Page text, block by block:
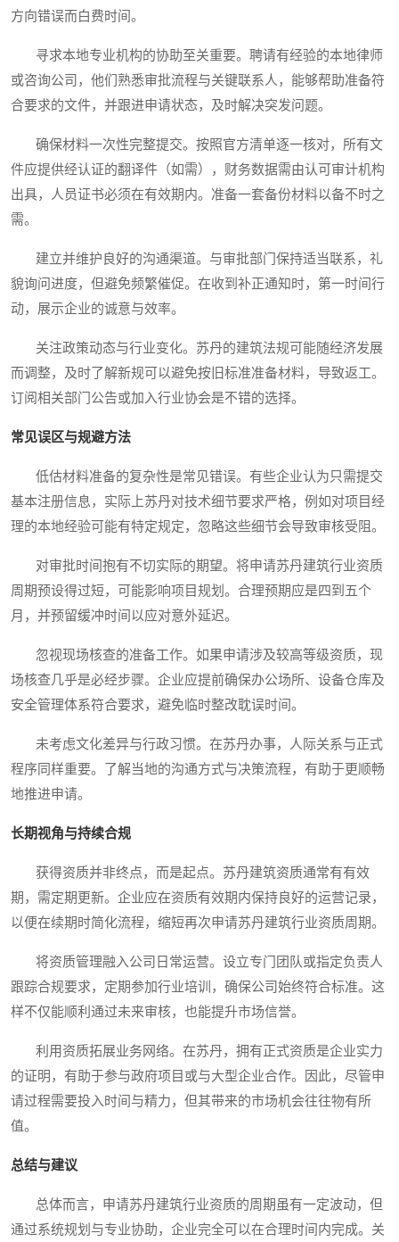
方向错误而白费时间。
寻求本地专业机构的协助至关重要。聘请有经验的本地律师
或咨询公司，他们熟悉审批流程与关键联系人，能够帮助准备符
合要求的文件，并跟进申请状态，及时解决突发问题。
确保材料一次性完整提交。按照官方清单逐一核对，所有文
件应提供经认证的翻译件（如需），财务数据需由认可审计机构
出具，人员证书必须在有效期内。准备一套备份材料以备不时之
需。
建立并维护良好的沟通渠道。与审批部门保持适当联系，礼
貌询问进度，但避免频繁催促。在收到补正通知时，第一时间行
动，展示企业的诚意与效率。
关注政策动态与行业变化。苏丹的建筑法规可能随经济发展
而调整，及时了解新规可以避免按旧标准准备材料，导致返工。
订阅相关部门公告或加入行业协会是不错的选择。
常见误区与规避方法
低估材料准备的复杂性是常见错误。有些企业认为只需提交
基本注册信息，实际上苏丹对技术细节要求严格，例如对项目经
理的本地经验可能有特定规定，忽略这些细节会导致审核受阻。
对审批时间抱有不切实际的期望。将申请苏丹建筑行业资质
周期预设得过短，可能影响项目规划。合理预期应是四到五个
月，并预留缓冲时间以应对意外延迟。
忽视现场核查的准备工作。如果申请涉及较高等级资质，现
场核查几乎是必经步骤。企业应提前确保办公场所、设备仓库及
安全管理体系符合要求，避免临时整改耽误时间。
未考虑文化差异与行政习惯。在苏丹办事，人际关系与正式
程序同样重要。了解当地的沟通方式与决策流程，有助于更顺畅
地推进申请。
长期视角与持续合规
获得资质并非终点，而是起点。苏丹建筑资质通常有有效
期，需定期更新。企业应在资质有效期内保持良好的运营记录，
以便在续期时简化流程，缩短再次申请苏丹建筑行业资质周期。
将资质管理融入公司日常运营。设立专门团队或指定负责人
跟踪合规要求，定期参加行业培训，确保公司始终符合标准。这
样不仅能顺利通过未来审核，也能提升市场信誉。
利用资质拓展业务网络。在苏丹，拥有正式资质是企业实力
的证明，有助于参与政府项目或与大型企业合作。因此，尽管申
请过程需要投入时间与精力，但其带来的市场机会往往物有所
值。
总结与建议
总体而言，申请苏丹建筑行业资质的周期虽有一定波动，但
通过系统规划与专业协助，企业完全可以在合理时间内完成。关